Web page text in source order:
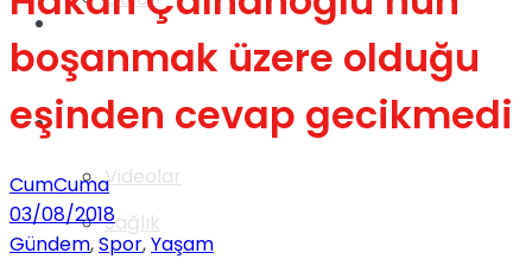
Videolar
Gündem
Yaşam
Sağlık
boşanmak üzere olduğu
eşinden cevap gecikmedi
CumCuma
03/08/2018
Gündem,Spor,Yaşam